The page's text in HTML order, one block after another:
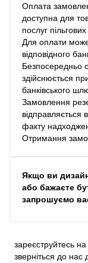
Оплата
доступна для
послуг
Для оплати може
відповідного
Безпосередньо
здійснюється
банківського
Замовлення
відправляється
факту
Отримання
Якщо ви
або бажаєте
запрошуємо
зареєструйтесь
зверніться до нас